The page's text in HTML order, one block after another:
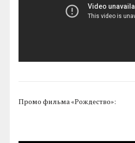
Промо фильма «Рождество»: